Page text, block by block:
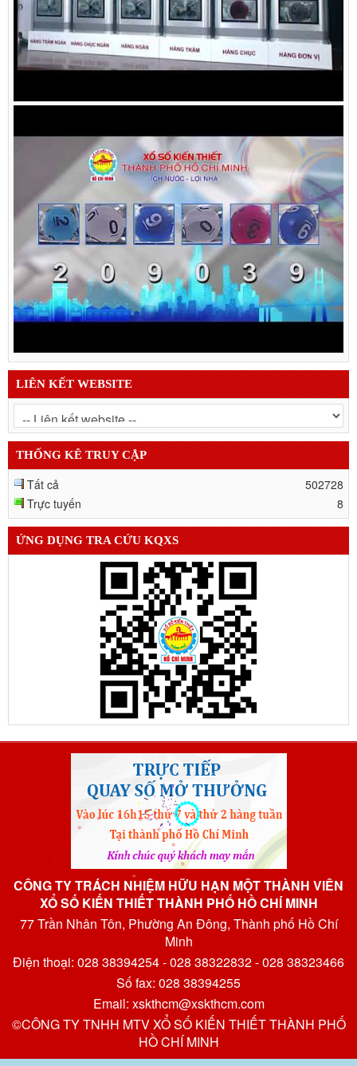
LIÊN KẾT WEBSITE
THỐNG KÊ TRUY CẬP
Tất cả
502728
Trực tuyến
8
ỨNG DỤNG TRA CỨU KQXS
CÔNG TY TRÁCH NHIỆM HỮU HẠN MỘT THÀNH VIÊN
XỔ SỐ KIẾN THIẾT THÀNH PHỐ HỒ CHÍ MINH
77 Trần Nhân Tôn, Phường An Đông, Thành phố Hồ Chí
Minh
Điện thoại: 028 38394254 - 028 38322832 - 028 38323466
Số fax: 028 38394255
Email: xskthcm@xskthcm.com
©CÔNG TY TNHH MTV XỔ SỐ KIẾN THIẾT THÀNH PHỐ
HỒ CHÍ MINH